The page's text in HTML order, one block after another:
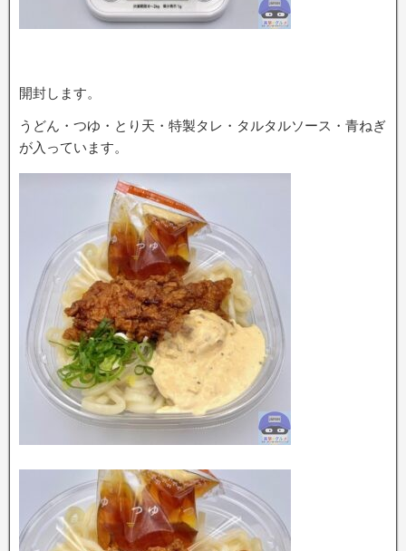
開封します。
うどん・つゆ・とり天・特製タレ・タルタルソース・青ねぎ
が入っています。